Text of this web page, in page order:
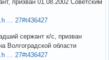
призван 01.08.2002 Советским
… 27#t436427
сержант к/с, призван
Волгоградской области
… 27#t436427